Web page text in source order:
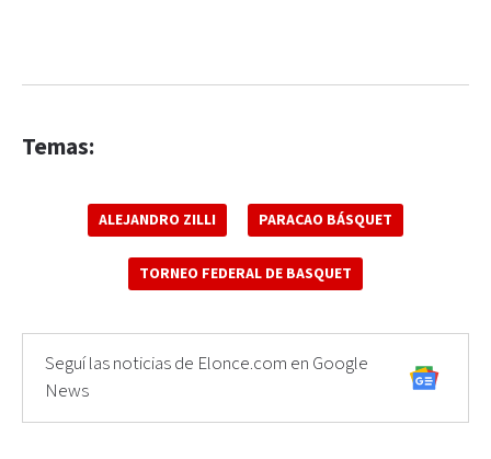
Temas:
ALEJANDRO ZILLI PARACAO BÁSQUET
TORNEO FEDERAL DE BASQUET
Seguí las noticias de Elonce.com en Google
News